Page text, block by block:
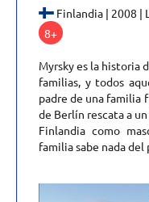
Finlandia | 2008 |
8+
Myrsky es la historia
familias, y todos
padre de una familia
de Berlín rescata a
Finlandia como
familia sabe nada